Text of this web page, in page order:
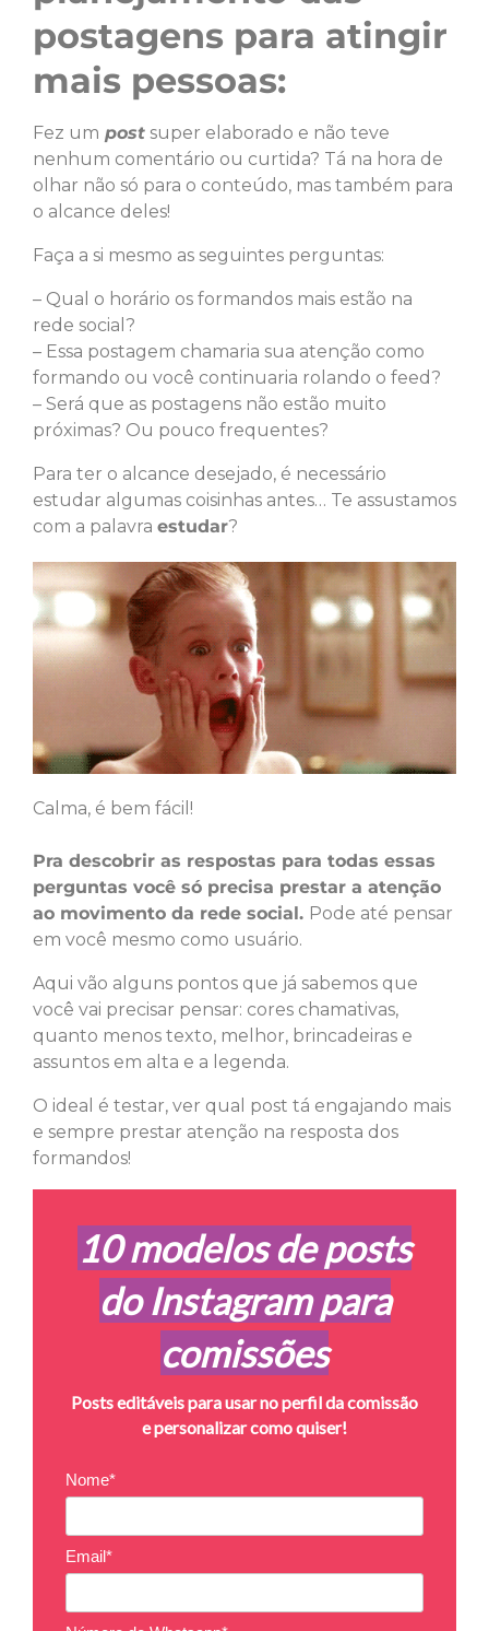
postagens para atingir
mais pessoas:
Fez um post super elaborado e não teve
nenhum comentário ou curtida? Tá na hora de
olhar não só para o conteúdo, mas também para
o alcance deles!
Faça a si mesmo as seguintes perguntas:
– Qual o horário os formandos mais estão na
rede social?
– Essa postagem chamaria sua atenção como
formando ou você continuaria rolando o feed?
– Será que as postagens não estão muito
próximas? Ou pouco frequentes?
Para ter o alcance desejado, é necessário
estudar algumas coisinhas antes… Te assustamos
com a palavra estudar?
Calma, é bem fácil!
Pra descobrir as respostas para todas essas
perguntas você só precisa prestar a atenção
ao movimento da rede social. Pode até pensar
em você mesmo como usuário.
Aqui vão alguns pontos que já sabemos que
você vai precisar pensar: cores chamativas,
quanto menos texto, melhor, brincadeiras e
assuntos em alta e a legenda.
O ideal é testar, ver qual post tá engajando mais
e sempre prestar atenção na resposta dos
formandos!
10 modelos de posts
do Instagram para
comissões
Posts editáveis para usar no perfil da comissão
e personalizar como quiser!
Nome*
Email*